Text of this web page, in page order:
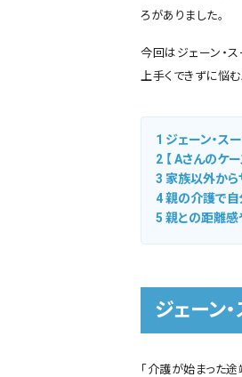
ろがありました。
今回はジェーン・
上手くできずに悩
1 ジェーン・ス
2 【 Aさんのケー
3 家族以外から
4親の介護で
5 親との距離感
ジェーン
「介護が始まった